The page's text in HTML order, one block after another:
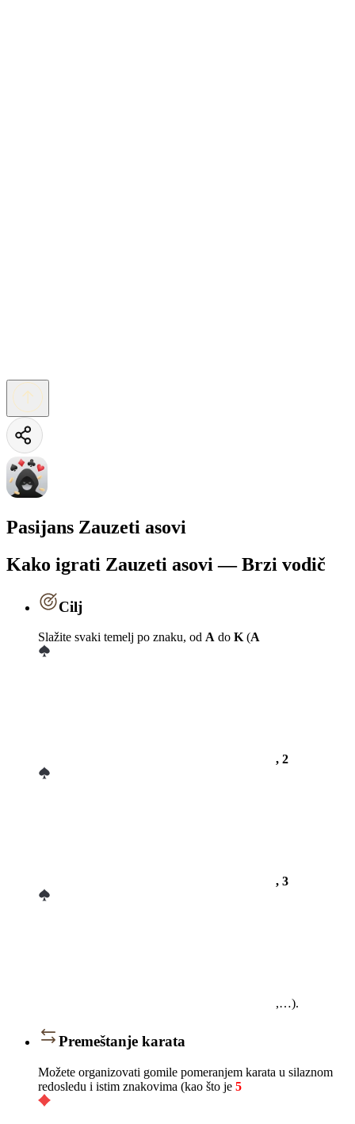
Pasijans Zauzeti asovi
Kako igrati Zauzeti asovi — Brzi vodič
Cilj
Slažite svaki temelj po znaku, od A do K(A
, 2
, 3
,…).
Premeštanje karata
Možete organizovati gomile pomeranjem karata u silaznom
redosledu i istim znakovima (kao što je 5